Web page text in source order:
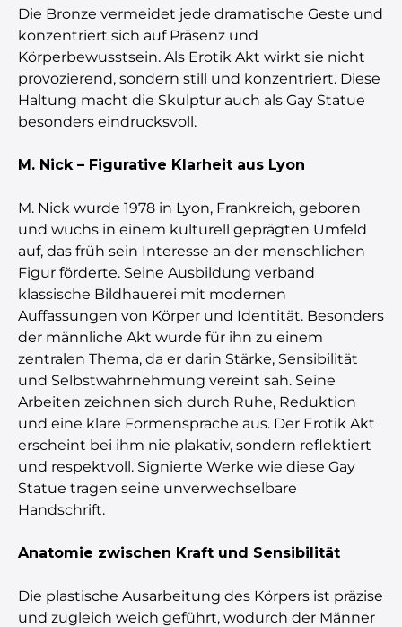
Die Bronze vermeidet jede dramatische Geste und
konzentriert sich auf Präsenz und
Körperbewusstsein. Als Erotik Akt wirkt sie nicht
provozierend, sondern still und konzentriert. Diese
Haltung macht die Skulptur auch als Gay Statue
besonders eindrucksvoll.
M. Nick – Figurative Klarheit aus Lyon
M. Nick wurde 1978 in Lyon, Frankreich, geboren
und wuchs in einem kulturell geprägten Umfeld
auf, das früh sein Interesse an der menschlichen
Figur förderte. Seine Ausbildung verband
klassische Bildhauerei mit modernen
Auffassungen von Körper und Identität. Besonders
der männliche Akt wurde für ihn zu einem
zentralen Thema, da er darin Stärke, Sensibilität
und Selbstwahrnehmung vereint sah. Seine
Arbeiten zeichnen sich durch Ruhe, Reduktion
und eine klare Formensprache aus. Der Erotik Akt
erscheint bei ihm nie plakativ, sondern reflektiert
und respektvoll. Signierte Werke wie diese Gay
Statue tragen seine unverwechselbare
Handschrift.
Anatomie zwischen Kraft und Sensibilität
Die plastische Ausarbeitung des Körpers ist präzise
und zugleich weich geführt, wodurch der Männer